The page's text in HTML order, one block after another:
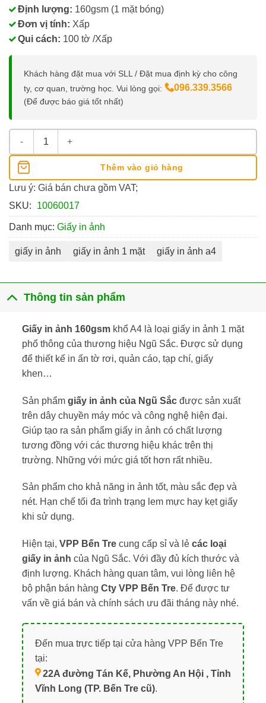
Định lượng: 160gsm (1 mặt bóng)
Đơn vị tính: Xấp
Qui cách: 100 tờ /Xấp
Khách hàng đặt mua với SLL / Đặt mua định kỳ cho công
ty, cơ quan, trường học. Vui lòng gọi:
096.339.3566
(Để được báo giá tốt nhất)
Giấy In Ảnh 160gsm 1 Mặt Bóng Khổ A4 số lượng
Thêm vào giỏ hàng
Lưu ý: Giá bán chưa gồm VAT;
SKU:
10060017
Danh mục: Giấy in ảnh
giấy in ảnh giấy in ảnh 1 mặt giấy in ảnh a4
Thông tin sản phẩm
Giấy in ảnh 160gsmkhổ A4 là loại giấy in ảnh 1 mặt
phổ thông của thương hiệu Ngũ Sắc. Được sử dụng
để thiết kế in ấn tờ rơi, quản cáo, tạp chí, giấy
khen…
Sản phẩm giấy in ảnh của Ngũ Sắcđược sản xuất
trên dây chuyền máy móc và công nghệ hiện đại.
Giúp tạo ra sản phẩm giấy in ảnh có chất lượng
tương đồng với các thương hiệu khác trên thị
trường. Những với mức giá tốt hơn rất nhiều.
Sản phẩm cho khả năng in ảnh tốt, màu sắc đẹp và
nét. Hạn chế tối đa trình trạng lem mực hay kẹt giấy
khi sử dụng.
Hiện tại, VPP Bến Trecung cấp sỉ và lẻ các loại
giấy in ảnh của Ngũ Sắc. Với đầy đủ kích thước và
định lượng. Khách hàng quan tâm, vui lòng liên hệ
bộ phận bán hàng Cty VPP Bến Tre. Để được tư
vấn về giá bán và chính sách ưu đãi tháng này nhé.
Đến mua trực tiếp tại cửa hàng VPP Bến Tre
tại:
22A đường Tán Kế, Phường An Hội , Tỉnh
Vĩnh Long (TP. Bến Tre cũ).